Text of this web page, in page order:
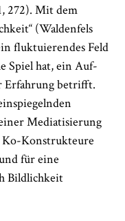
272). Mit dem
(Waldenfels
fluktuierendes Feld
Spiel hat, ein Auf-
Erfahrung betrifft.
Mediatisierung
Ko-Konstrukteure
für eine
Bildlichkeit